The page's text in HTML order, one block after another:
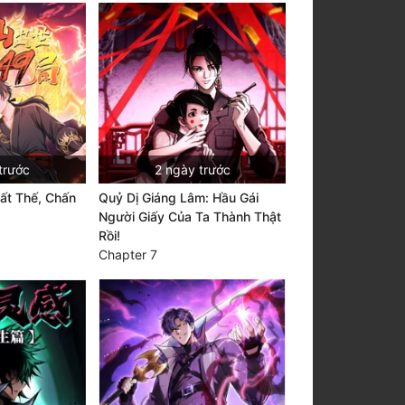
Thế, Chấn
2 ngày trước
Quỷ Dị Giáng Lâm: Hầu Gái
Người Giấy Của Ta Thành Thật
Rồi!
Chapter 7